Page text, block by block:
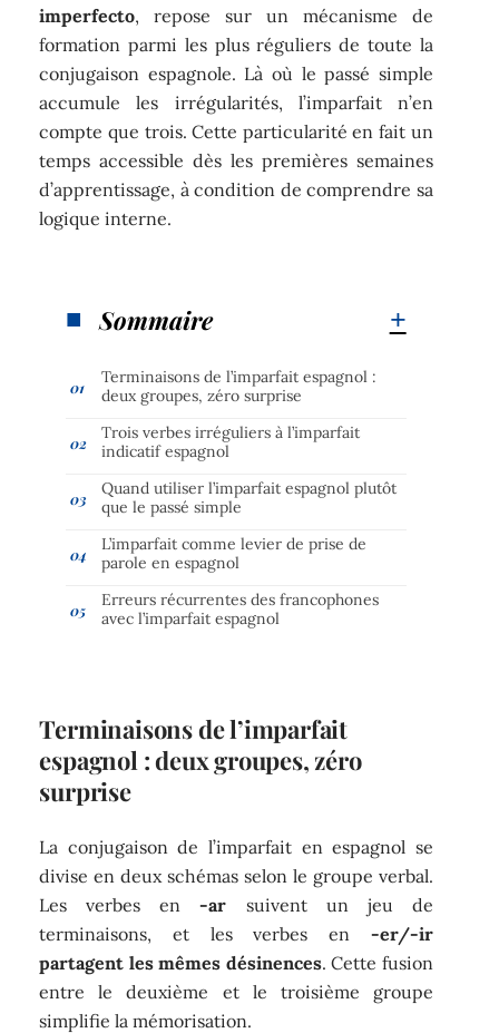
imperfecto, repose sur un mécanisme de
formation parmi les plus réguliers de toute la
conjugaison espagnole. Là où le passé simple
accumule les irrégularités, l’imparfait n’en
compte que trois. Cette particularité en fait un
temps accessible dès les premières semaines
d’apprentissage, à condition de comprendre sa
logique interne.
Sommaire
Terminaisons de l’imparfait espagnol :
deux groupes, zéro surprise
Trois verbes irréguliers à l’imparfait
indicatif espagnol
Quand utiliser l’imparfait espagnol plutôt
que le passé simple
L’imparfait comme levier de prise de
parole en espagnol
Erreurs récurrentes des francophones
avec l’imparfait espagnol
Terminaisons de l’imparfait
espagnol : deux groupes, zéro
surprise
La conjugaison de l’imparfait en espagnol se
divise en deux schémas selon le groupe verbal.
Les verbes en-ar suivent un jeu de
terminaisons, et les verbes en -er/-ir
partagent les mêmes désinences. Cette fusion
entre le deuxième et le troisième groupe
simplifie la mémorisation.